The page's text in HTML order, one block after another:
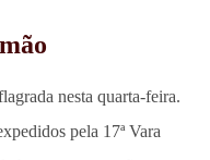
nesta quarta-feira.
pela 17ª Vara